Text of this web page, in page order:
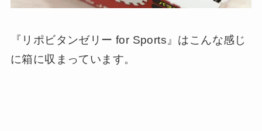
『リポビタンゼリー for Sports』はこんな感じ
に箱に収まっています。